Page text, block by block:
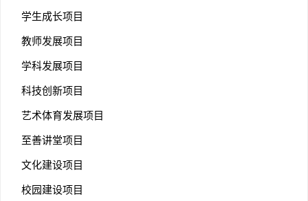
学生成长项目
教师发展项目
学科发展项目
科技创新项目
艺术体育发展项目
至善讲堂项目
文化建设项目
校园建设项目